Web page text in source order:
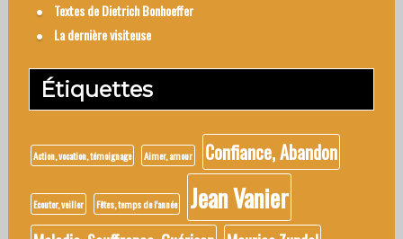
Textes de Dietrich Bonhoeffer
La dernière visiteuse
Étiquettes
Action, vocation, témoignage Aimer, amour Confiance, Abandon
Ecouter, veiller Fêtes, temps de l'année Jean Vanier